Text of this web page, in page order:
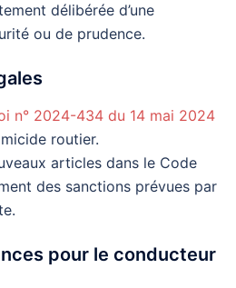
délibérée d’une
ou de prudence.
n° 2024-434 du 14 mai 2024
routier.
articles dans le Code
des sanctions prévues par
pour le conducteur